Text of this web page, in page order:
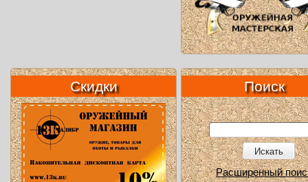
Скидки Поиск
Искать
Расширенный